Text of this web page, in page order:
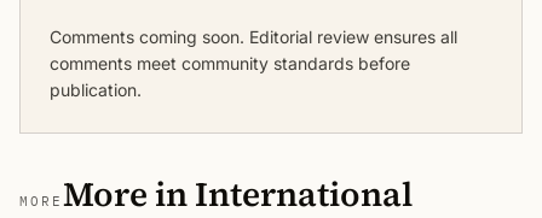
Comments coming soon. Editorial review ensures all
comments meet community standards before
publication.
MORE More in International